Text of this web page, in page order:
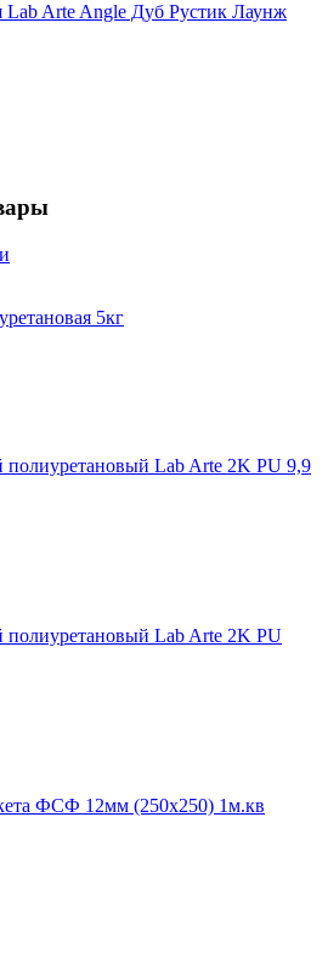
Lab Arte Angle Дуб Рустик Лаунж
5кг
Lab Arte 2K PU 9,9
Lab Arte 2K PU
ФСФ 12мм (250х250) 1м.кв